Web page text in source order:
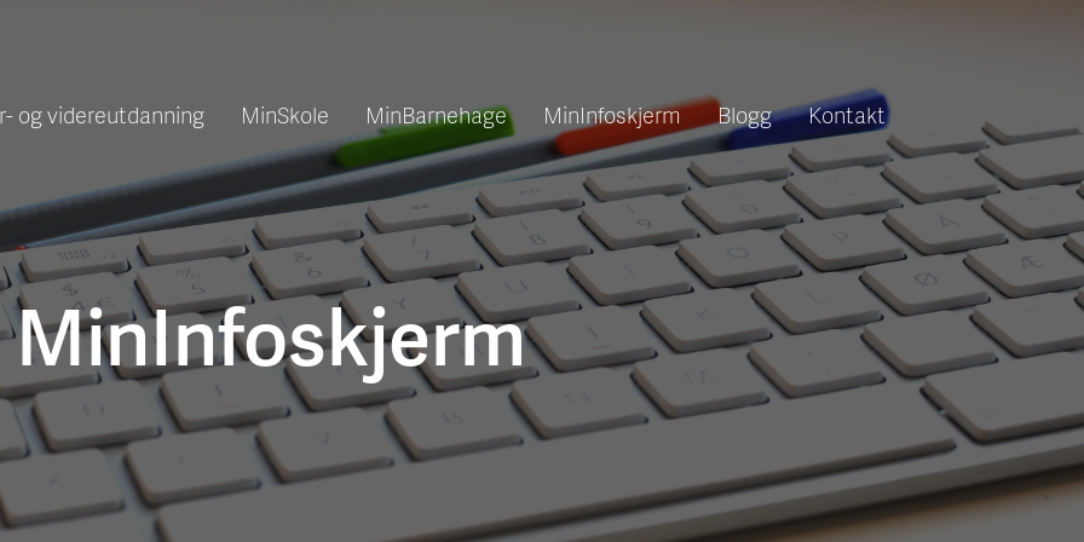
og videreutdanning MinSkole MinBarnehage MinInfoskjerm Blogg Kontakt
MinInfoskjerm